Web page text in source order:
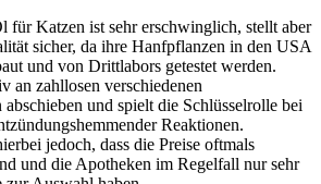
Katzen ist sehr erschwinglich, stellt aber
sicher, da ihre Hanfpflanzen in den USA
und von Drittlabors getestet werden.
an zahllosen verschiedenen
abschieben und spielt die Schlüsselrolle bei
Reaktionen.
jedoch, dass die Preise oftmals
und die Apotheken im Regelfall nur sehr